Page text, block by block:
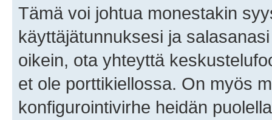
Tämä voi johtua monestakin
käyttäjätunnuksesi ja
oikein, ota yhteyttä
et ole porttikiellossa. On myös
konfigurointivirhe heidän